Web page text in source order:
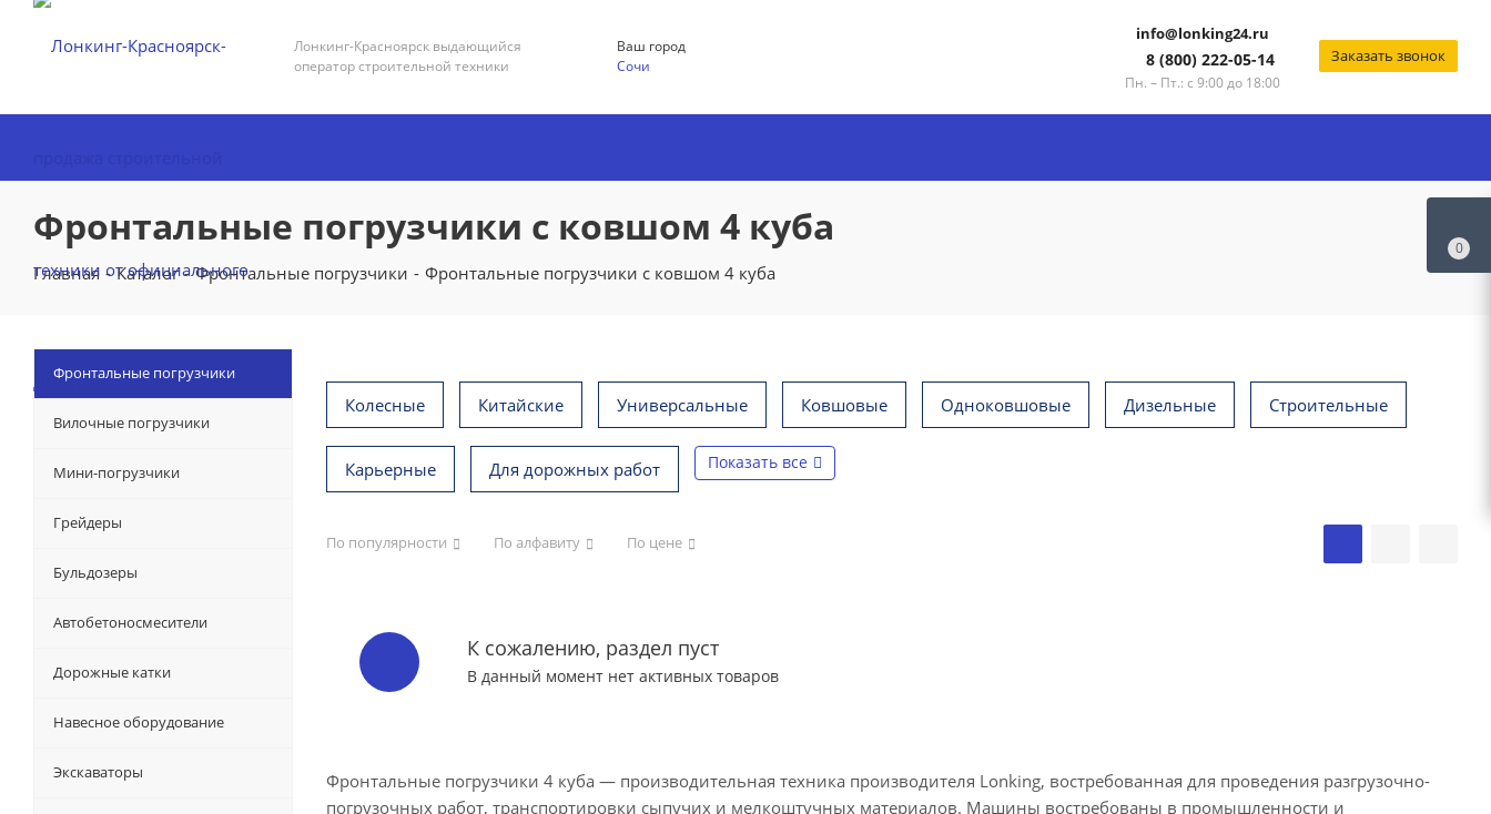
Лонкинг-Красноярск выдающийся
оператор строительной техники
Ваш город
Сочи
info@lonking24.ru
8 (800) 222-05-14
Пн. – Пт.: с 9:00 до 18:00
Заказать звонок
Фронтальные погрузчики с ковшом 4 куба
Главная - Каталог - Фронтальные погрузчики - Фронтальные погрузчики с ковшом 4 куба
Колесные Китайские Универсальные Ковшовые Одноковшовые Дизельные Строительные
Карьерные Для дорожных работ Показать все
По популярности По алфавиту По цене
К сожалению, раздел пуст
В данный момент нет активных товаров
Фронтальные погрузчики 4 куба — производительная техника производителя Lonking, востребованная для проведения разгрузочно-
погрузочных работ, транспортировки сыпучих и мелкоштучных материалов. Машины востребованы в промышленности и
Фронтальные погрузчики
Вилочные погрузчики
Мини-погрузчики
Грейдеры
Бульдозеры
Автобетоносмесители
Дорожные катки
Навесное оборудование
Экскаваторы
0